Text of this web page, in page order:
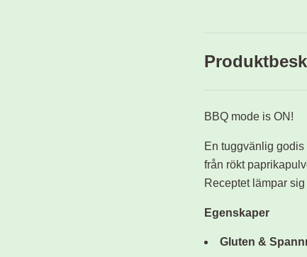
BBQ mode is ON!
En tuggvänlig
från rökt
Receptet lämpar
Egenskaper
Gluten &